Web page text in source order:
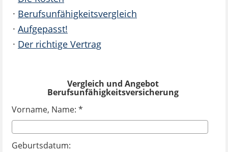
· Berufsunfähigkeitsvergleich
· Aufgepasst!
· Der richtige Vertrag
Vergleich und Angebot
Berufsunfähigkeitsversicherung
Vorname, Name: *
Geburtsdatum: